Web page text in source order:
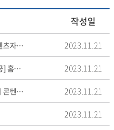
작성일
[미래라이프대학] 단과대학 콘텐츠자료 제출 2023.11.21
[식품·제약공학부 식품공학전공] 홈페이지 콘텐츠 자료 제출 2023.11.21
[기계조선해양공학부] 홈페이지 콘텐츠 자료 제출 2023.11.21
2023.11.21